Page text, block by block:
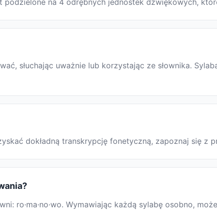
podzielone na 4 odrębnych jednostek dźwiękowych,
słuchając uważnie lub korzystając ze słownika.
dokładną transkrypcję fonetyczną, zapoznaj się
ro·ma·no·wo. Wymawiając każdą sylabę osobno,